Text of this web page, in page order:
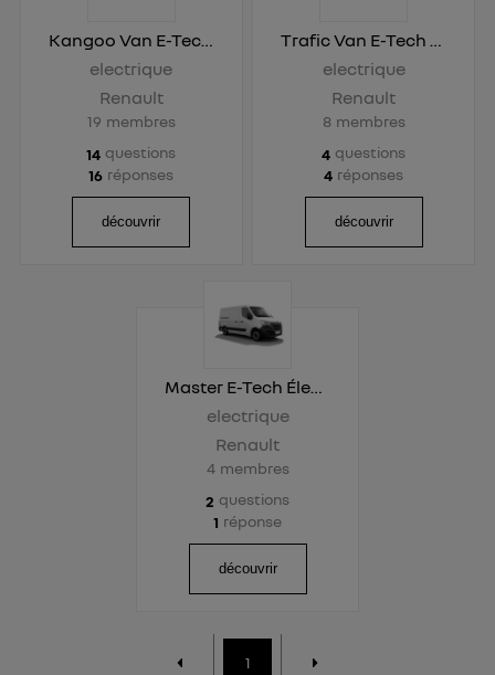
Kangoo Van E-Tech Électrique
electrique
Renault
19 membres
14 questions
16 réponses
découvrir
Trafic Van E-Tech Électrique
electrique
Renault
8 membres
4 questions
4 réponses
découvrir
Master E-Tech Électrique
electrique
Renault
4 membres
2 questions
1 réponse
découvrir
1